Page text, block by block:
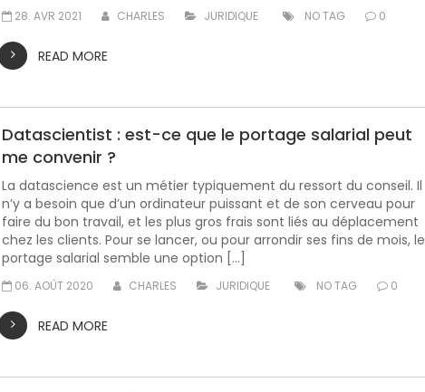
28. AVR 2021 CHARLES JURIDIQUE NO TAG 0
READ MORE
Datascientist : est-ce que le portage salarial peut
me convenir ?
La datascience est un métier typiquement du ressort du conseil. Il
n’y a besoin que d’un ordinateur puissant et de son cerveau pour
faire du bon travail, et les plus gros frais sont liés au déplacement
chez les clients. Pour se lancer, ou pour arrondir ses fins de mois, le
portage salarial semble une option […]
06. AOÛT 2020 CHARLES JURIDIQUE NO TAG 0
READ MORE